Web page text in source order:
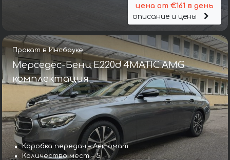
цена от €161 в день
описание и цены
Прокат в Инсбруке
Мерседес-Бенц E220d 4MATIC AMG
комплектация
Коробка передач – Автомат
Количество мест – 5